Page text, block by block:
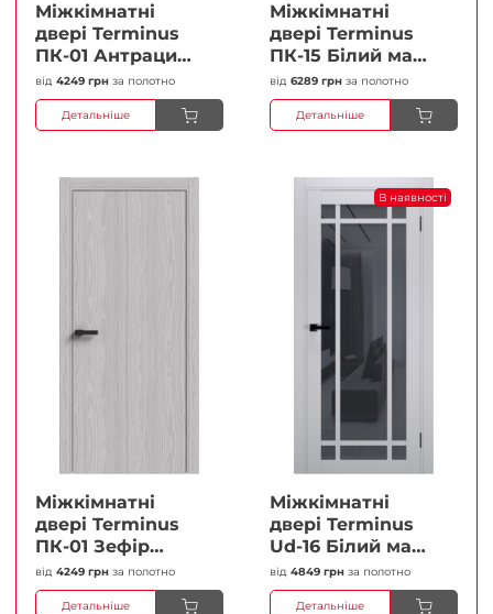
Міжкімнатні
двері Terminus
ПК-01 Антрацит
(п/п) Глухі
Плівка
від 4249 грн за полотно
Детальніше
Міжкімнатні
двері Terminus
ПК-15 Білий мат
(Термінус) Чорне
скло Плівка
від 6289 грн за полотно
Детальніше
Міжкімнатні
двері Terminus
ПК-01 Зефір
Глухі Плівка
від 4249 грн за полотно
Детальніше
В наявності
Міжкімнатні
двері Terminus
Ud-16 Білий мат
(Термінус) Сатин
білий Плівка
від 4849 грн за полотно
Детальніше